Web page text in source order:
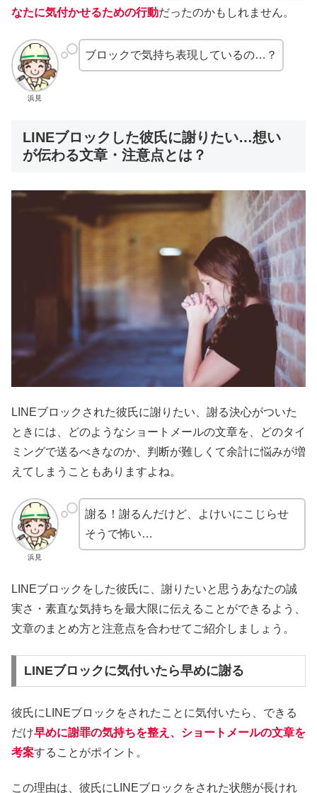
なたに気付かせるための行動だったのかもしれません。
浜見
ブロックで気持ち表現しているの…？
LINEブロックした彼氏に謝りたい…想い
が伝わる文章・注意点とは？
LINEブロックされた彼氏に謝りたい、謝る決心がついた
ときには、どのようなショートメールの文章を、どのタイ
ミングで送るべきなのか、判断が難しくて余計に悩みが増
えてしまうこともありますよね。
浜見
謝る！謝るんだけど、よけいにこじらせ
そうで怖い…
LINEブロックをした彼氏に、謝りたいと思うあなたの誠
実さ・素直な気持ちを最大限に伝えることができるよう、
文章のまとめ方と注意点を合わせてご紹介しましょう。
LINEブロックに気付いたら早めに謝る
彼氏にLINEブロックをされたことに気付いたら、できる
だけ早めに謝罪の気持ちを整え、ショートメールの文章を
考案することがポイント。
この理由は、彼氏にLINEブロックをされた状態が長けれ